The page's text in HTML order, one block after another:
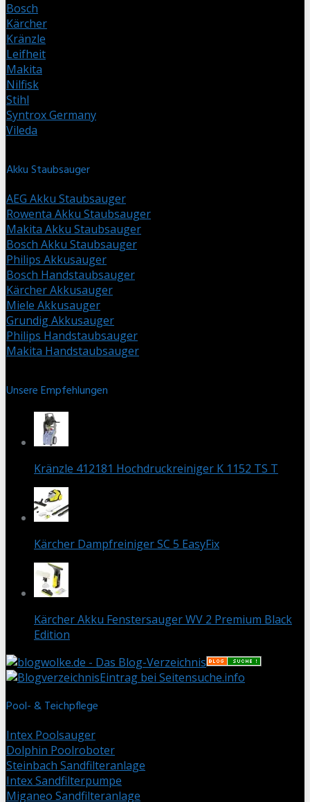
Bosch
Kärcher
Kränzle
Leifheit
Makita
Nilfisk
Stihl
Syntrox Germany
Vileda
Akku Staubsauger
AEG Akku Staubsauger
Rowenta Akku Staubsauger
Makita Akku Staubsauger
Bosch Akku Staubsauger
Philips Akkusauger
Bosch Handstaubsauger
Kärcher Akkusauger
Miele Akkusauger
Grundig Akkusauger
Philips Handstaubsauger
Makita Handstaubsauger
Unsere Empfehlungen
Kränzle 412181 Hochdruckreiniger K 1152 TS T
Kärcher Dampfreiniger SC 5 EasyFix
Kärcher Akku Fenstersauger WV 2 Premium Black
Edition
Eintrag bei Seitensuche.info
Pool- & Teichpflege
Intex Poolsauger
Dolphin Poolroboter
Steinbach Sandfilteranlage
Intex Sandfilterpumpe
Miganeo Sandfilteranlage